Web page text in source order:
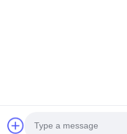
Machinery